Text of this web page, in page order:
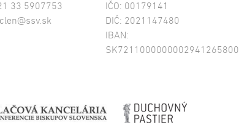
33 5907753
clen@ssv.sk
IČO: 00179141
DIČ: 2021147480
IBAN:
SK7211000000002941265800